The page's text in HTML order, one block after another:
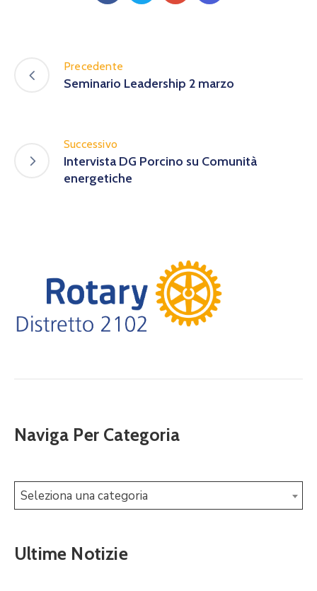
Precedente
Seminario Leadership 2 marzo
Successivo
Intervista DG Porcino su Comunità
energetiche
Naviga Per Categoria
Seleziona una categoria
Ultime Notizie